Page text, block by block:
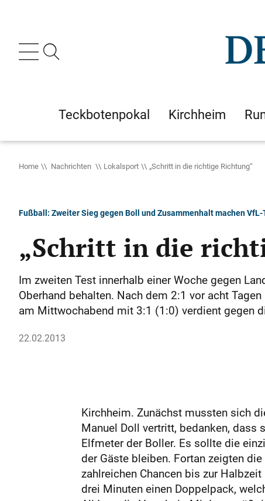
Teckbotenpokal Kirchheim
Home Nachrichten Lokalsport „Schritt in die richtige Richtung“
Fußball: Zweiter Sieg gegen Boll und Zusammenhalt machen
„Schritt in die
Im zweiten Test innerhalb einer Woche gegen
Oberhand behalten. Nach dem 2:1 vor acht
am Mittwochabend mit 3:1 (1:0) verdient gegen
22.02.2013
Kirchheim. Zunächst mussten sich
Manuel Doll vertritt, bedanken, dass
Elfmeter der Boller. Es sollte die
der Gäste bleiben. Fortan zeigten
zahlreichen Chancen bis zur
drei Minuten einen Doppelpack,